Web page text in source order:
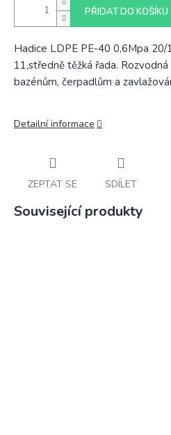
PŘIDAT DO KOŠÍKU
Hadice LDPE PE-40 0,6Mpa 20/
11,středně těžká řada.
bazénům, čerpadlům a
Detailní informace
ZEPTAT SE SDÍLET
Související produkty